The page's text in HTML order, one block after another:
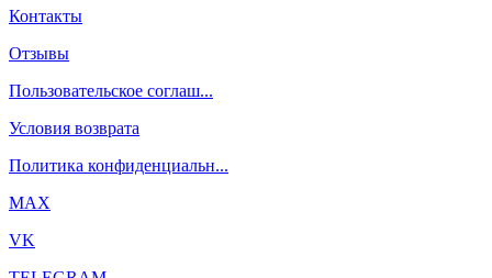
Контакты
Отзывы
Пользовательское соглаш...
Условия возврата
Политика конфиденциальн...
MAX
VK